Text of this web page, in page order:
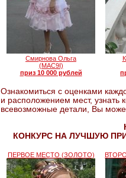
Смирнова Ольга
(MAC9I)
приз 10 000 рублей
Ознакомиться с оценками
и расположением мест, узнать
всевозможные детали, Вы
КОНКУРС НА ЛУЧШУЮ
ПЕРВОЕ МЕСТО (ЗОЛОТО)